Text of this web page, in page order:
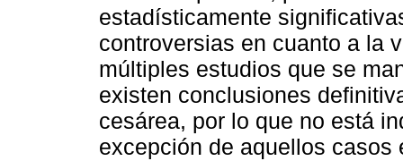
estadísticamente
controversias en cuanto a la
múltiples estudios que se
existen conclusiones
cesárea, por lo que no está
excepción de aquellos